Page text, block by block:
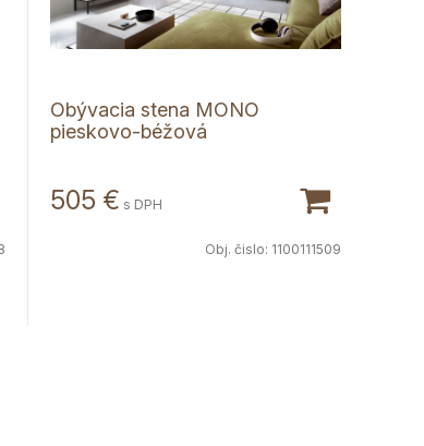
Obývacia stena MONO
pieskovo-béžová
505 € s DPH
Obj. čislo: 1100111509